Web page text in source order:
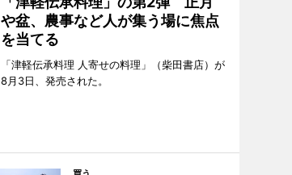
や盆、農事など人が集う場に焦点
を当てる
「津軽伝承料理 人寄せの料理」（柴田書店）が
8月3日、発売された。